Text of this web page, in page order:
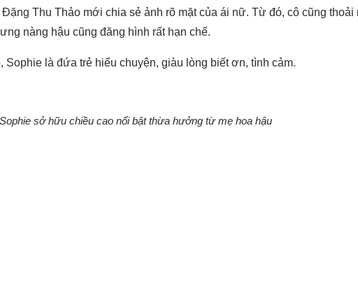
Thu Thảo mới chia sẻ ảnh rõ mặt của ái nữ. Từ đó, cô cũng thoải
nàng hậu cũng đăng hình rất hạn chế.
Sophie là đứa trẻ hiểu chuyện, giàu lòng biết ơn, tình cảm.
Sophie sở hữu chiều cao nổi bật thừa hưởng từ mẹ hoa hậu